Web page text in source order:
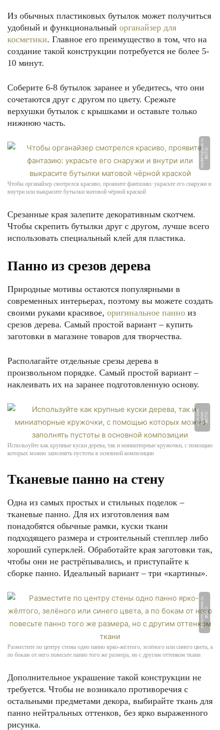
Из обычных пластиковых бутылок может получиться
удобный и функциональный органайзер для
косметики. Главное его преимущество в том, что на
создание такой конструкции потребуется не более 5-
10 минут.
Соберите 6-8 бутылок заранее и убедитесь, что они
сочетаются друг с другом по цвету. Срежьте
верхушки бутылок с крышками и оставьте только
нижнюю часть.
Ф
О
Т
О:
m
o
d
e
r
n
pl
a
c
e.
r
u
Чтобы органайзер смотрелся красиво, проявите фантазию: украсьте его снаружи и
внутри или выкрасите бутылки матовой чёрной краской
Срезанные края залепите декоративным скотчем.
Чтобы скрепить бутылки друг с другом, лучше всего
использовать специальный клей для пластика.
Панно из срезов дерева
Природные мотивы остаются популярными в
современных интерьерах, поэтому вы можете создать
своими руками красивое, оригинальное панно из
срезов дерева. Самый простой вариант – купить
заготовки в магазине товаров для творчества.
Располагайте отдельные срезы дерева в
произвольном порядке. Самый простой вариант –
наклеивать их на заранее подготовленную основу.
Ф
О
Т
О:
6
s
o
t
o
k
-d
o
m.
c
o
m
Используйте как крупные куски дерева, так и миниатюрные кружочки, с помощью
которых можно заполнять пустоты в основной композиции
Тканевые панно на стену
Одна из самых простых и стильных поделок –
тканевые панно. Для их изготовления вам
понадобятся обычные рамки, куски ткани
подходящего размера и строительный степплер либо
хороший суперклей. Обработайте края заготовки так,
чтобы они не растрёпывались, и приступайте к
сборке панно. Идеальный вариант – три «картины».
Ф
О
Т
О:
d
e
k
o
r
m
y
h
o
m
e.
r
u
Разместите по центру стены одно панно ярко-жёлтого, зелёного или синего цвета, а
по бокам от него повесьте панно того же размера, но с другим оттенком ткани
Дополнительное украшение такой конструкции не
требуется. Чтобы не возникало противоречия с
остальными предметами декора, выбирайте ткань для
панно нейтральных оттенков, без ярко выраженного
рисунка.